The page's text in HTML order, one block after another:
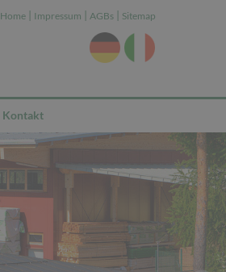
Home | Impressum | AGBs | Sitemap
Kontakt